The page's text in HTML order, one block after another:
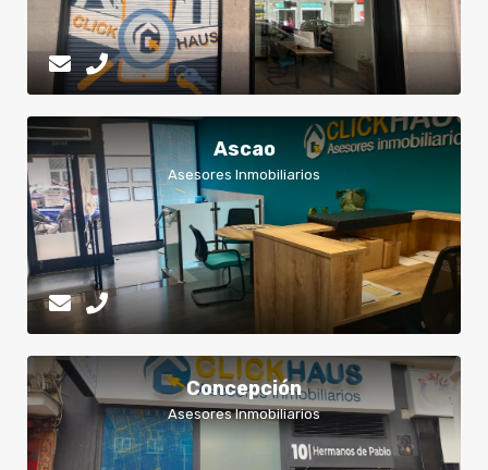
Ascao
Asesores Inmobiliarios
Concepción
Asesores Inmobiliarios